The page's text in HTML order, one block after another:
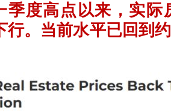
季度高点以来，实际
行。当前水平已回到